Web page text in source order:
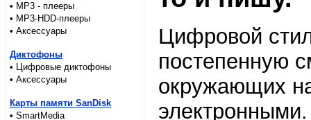
• MP3 - плееры
• MP3-HDD-плееры
• Аксессуары
Диктофоны
• Цифровые диктофоны
• Аксессуары
Карты памяти SanDisk
• SmartMedia
Цифровой
постепенную
окружающих